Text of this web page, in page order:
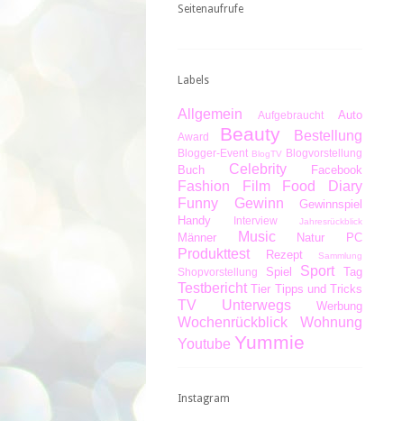
Seitenaufrufe
Labels
Allgemein Aufgebraucht Auto
Award Beauty Bestellung
Blogger-Event BlogTV Blogvorstellung
Buch Celebrity Facebook
Fashion Film
Food Diary
Funny
Gewinn
Gewinnspiel
Handy
Interview Jahresrückblick
Männer Music Natur PC
Produkttest Rezept Sammlung
Shopvorstellung Spiel Sport Tag
Testbericht Tier Tipps und Tricks
TV Unterwegs Werbung
Wochenrückblick
Wohnung
Youtube Yummie
Instagram